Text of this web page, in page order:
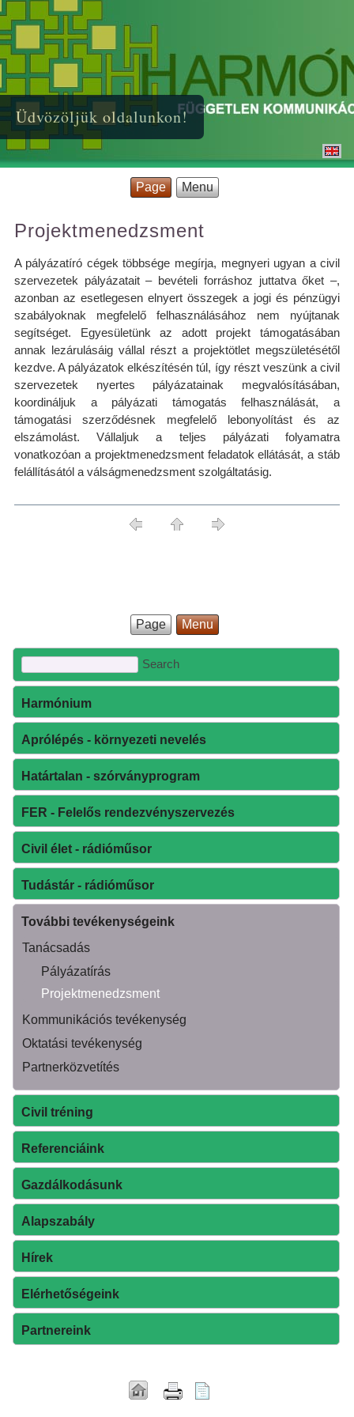
Üdvözöljük oldalunkon!
Page Menu
Projektmenedzsment
A pályázatíró cégek többsége megírja, megnyeri ugyan a civil
szervezetek pályázatait – bevételi forráshoz juttatva őket –,
azonban az esetlegesen elnyert összegek a jogi és pénzügyi
szabályoknak megfelelő felhasználásához nem nyújtanak
segítséget. Egyesületünk az adott projekt támogatásában
annak lezárulásáig vállal részt a projektötlet megszületésétől
kezdve. A pályázatok elkészítésén túl, így részt veszünk a civil
szervezetek nyertes pályázatainak megvalósításában,
koordináljuk a pályázati támogatás felhasználását, a
támogatási szerződésnek megfelelő lebonyolítást és az
elszámolást. Vállaljuk a teljes pályázati folyamatra
vonatkozóan a projektmenedzsment feladatok ellátását, a stáb
felállításától a válságmenedzsment szolgáltatásig.
Page Menu
Harmónium
Aprólépés - környezeti nevelés
Határtalan - szórványprogram
FER - Felelős rendezvényszervezés
Civil élet - rádióműsor
Tudástár - rádióműsor
További tevékenységeink
Tanácsadás
Pályázatírás
Projektmenedzsment
Kommunikációs tevékenység
Oktatási tevékenység
Partnerközvetítés
Civil tréning
Referenciáink
Gazdálkodásunk
Alapszabály
Hírek
Elérhetőségeink
Partnereink